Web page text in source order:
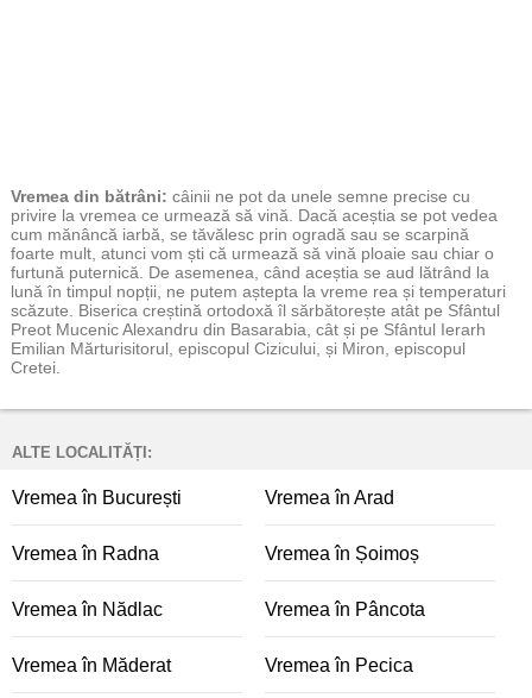
Vremea din bătrâni: câinii ne pot da unele semne precise cu
privire la vremea ce urmează să vină. Dacă aceștia se pot vedea
cum mănâncă iarbă, se tăvălesc prin ogradă sau se scarpină
foarte mult, atunci vom ști că urmează să vină ploaie sau chiar o
furtună puternică. De asemenea, când aceștia se aud lătrând la
lună în timpul nopții, ne putem aștepta la vreme rea și temperaturi
scăzute. Biserica creștină ortodoxă îl sărbătorește atât pe Sfântul
Preot Mucenic Alexandru din Basarabia, cât și pe Sfântul Ierarh
Emilian Mărturisitorul, episcopul Cizicului, și Miron, episcopul
Cretei.
ALTE LOCALITĂȚI:
Vremea în București Vremea în Arad
Vremea în Radna Vremea în Șoimoș
Vremea în Nădlac Vremea în Pâncota
Vremea în Măderat Vremea în Pecica